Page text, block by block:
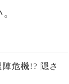
危機!? 隠さ